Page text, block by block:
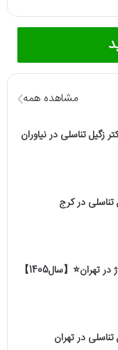
مشاهده همه
دکتر زگیل تناسلی در نیاوران
تناسلی در کرج
10 تا از بهترین مرکز ماساژ در تهران⭐【سال1405】
تناسلی در تهران